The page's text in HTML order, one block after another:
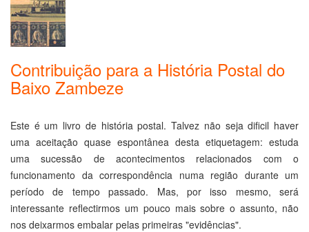
Contribuição para a História Postal do
Baixo Zambeze
Este é um livro de história postal. Talvez não seja dificil haver
uma aceitação quase espontânea desta etiquetagem: estuda
uma sucessão de acontecimentos relacionados com o
funcionamento da correspondência numa região durante um
período de tempo passado. Mas, por isso mesmo, será
interessante reflectirmos um pouco mais sobre o assunto, não
nos deixarmos embalar pelas primeiras "evidências".